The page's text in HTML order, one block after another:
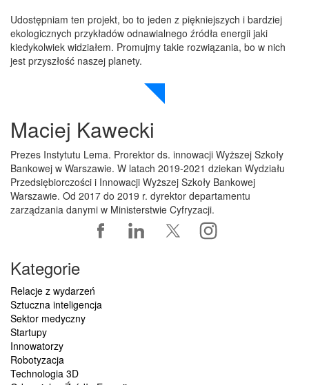
Udostępniam ten projekt, bo to jeden z piękniejszych i bardziej
ekologicznych przykładów odnawialnego źródła energii jaki
kiedykolwiek widziałem. Promujmy takie rozwiązania, bo w nich
jest przyszłość naszej planety.
Maciej Kawecki
Prezes Instytutu Lema. Prorektor ds. innowacji Wyższej Szkoły
Bankowej w Warszawie. W latach 2019-2021 dziekan Wydziału
Przedsiębiorczości i Innowacji Wyższej Szkoły Bankowej
Warszawie. Od 2017 do 2019 r. dyrektor departamentu
zarządzania danymi w Ministerstwie Cyfryzacji.
Kategorie
Relacje z wydarzeń
Sztuczna inteligencja
Sektor medyczny
Startupy
Innowatorzy
Robotyzacja
Technologia 3D